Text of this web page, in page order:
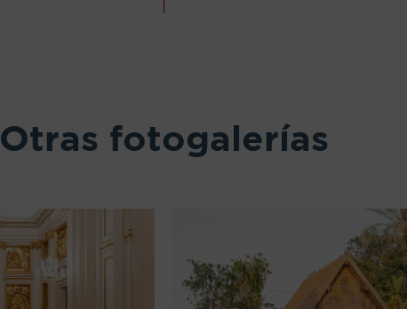
Otras fotogalerías